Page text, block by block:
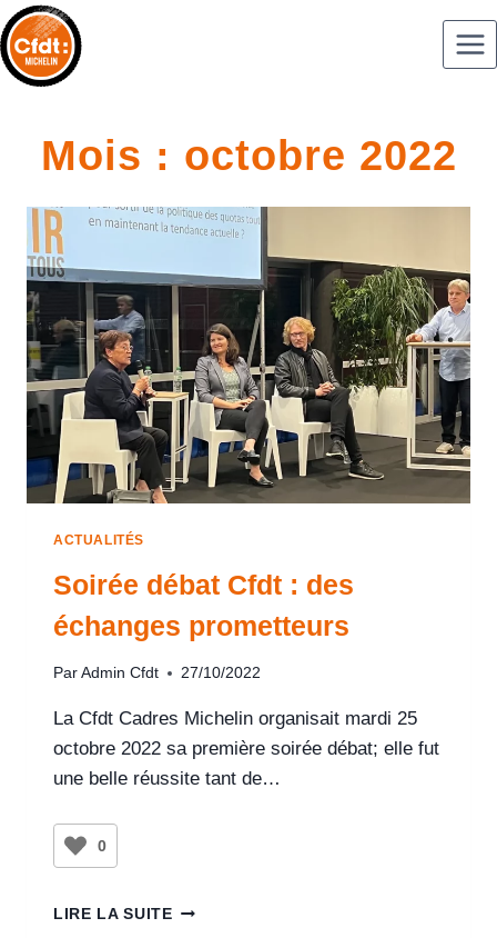
Mois : octobre 2022
ACTUALITÉS
Soirée débat Cfdt : des
échanges prometteurs
Par Admin Cfdt 27/10/2022
La Cfdt Cadres Michelin organisait mardi 25
octobre 2022 sa première soirée débat; elle fut
une belle réussite tant de…
0
LIRE LA SUITE